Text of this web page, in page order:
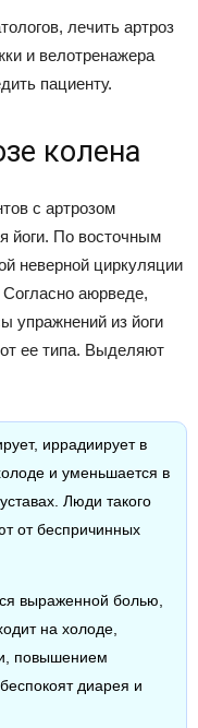
лечить артроз
и велотренажера
пациенту.
колена
с артрозом
йоги. По восточным
неверной циркуляции
Согласно аюрведе,
упражнений из йоги
ее типа. Выделяют
иррадиирует в
и уменьшается в
Люди такого
от беспричинных
выраженной болью,
на холоде,
повышением
диарея и